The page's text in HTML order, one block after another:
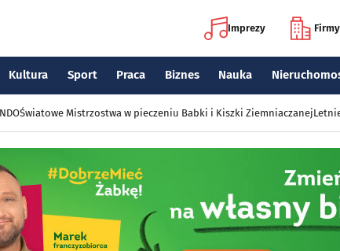
Imprezy Firmy
Kultura Sport Praca Biznes Nauka
Światowe Mistrzostwa w pieczeniu Babki i Kiszki Ziemniaczanej